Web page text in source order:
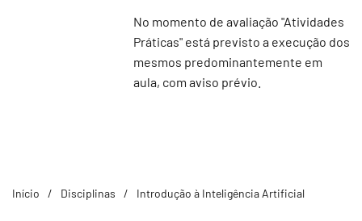
No momento de avaliação "Atividades
Práticas" está previsto a execução dos
mesmos predominantemente em
aula, com aviso prévio.
Início Disciplinas Introdução à Inteligência Artificial